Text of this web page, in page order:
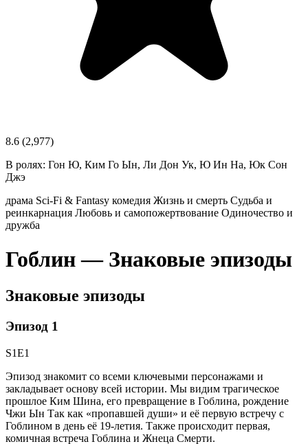
8.6 (2,977)
В ролях: Гон Ю, Ким Го Ын, Ли Дон Ук, Ю Ин На, Юк Сон
Джэ
драма Sci-Fi & Fantasy комедия Жизнь и смерть Судьба и
реинкарнация Любовь и самопожертвование Одиночество и
дружба
Гоблин — Знаковые эпизоды
Знаковые эпизоды
Эпизод 1
S1E1
Эпизод знакомит со всеми ключевыми персонажами и
закладывает основу всей истории. Мы видим трагическое
прошлое Ким Шина, его превращение в Гоблина, рождение
Чжи Ын Так как «пропавшей души» и её первую встречу с
Гоблином в день её 19-летия. Также происходит первая,
комичная встреча Гоблина и Жнеца Смерти.